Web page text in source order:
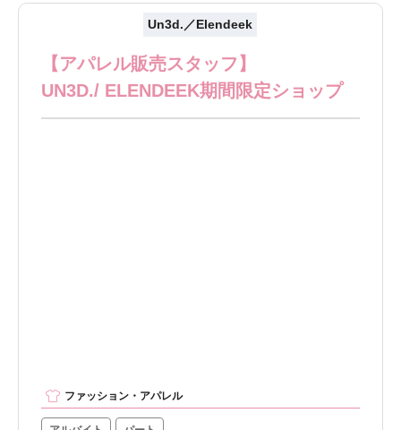
Un3d.／Elendeek
【アパレル販売スタッフ】
UN3D./ ELENDEEK期間限定ショップ
ファッション・アパレル